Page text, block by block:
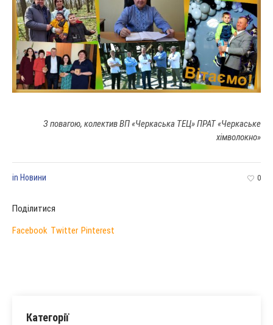
З повагою, колектив ВП «Черкаська ТЕЦ» ПРАТ «Черкаське
хімволокно»
0
in Новини
Поділитися
Facebook Twitter Pinterest
Категорії